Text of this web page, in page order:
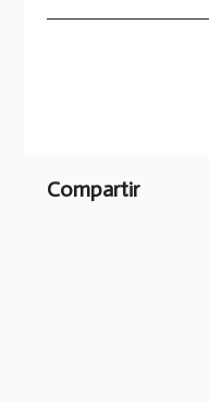
Compartir